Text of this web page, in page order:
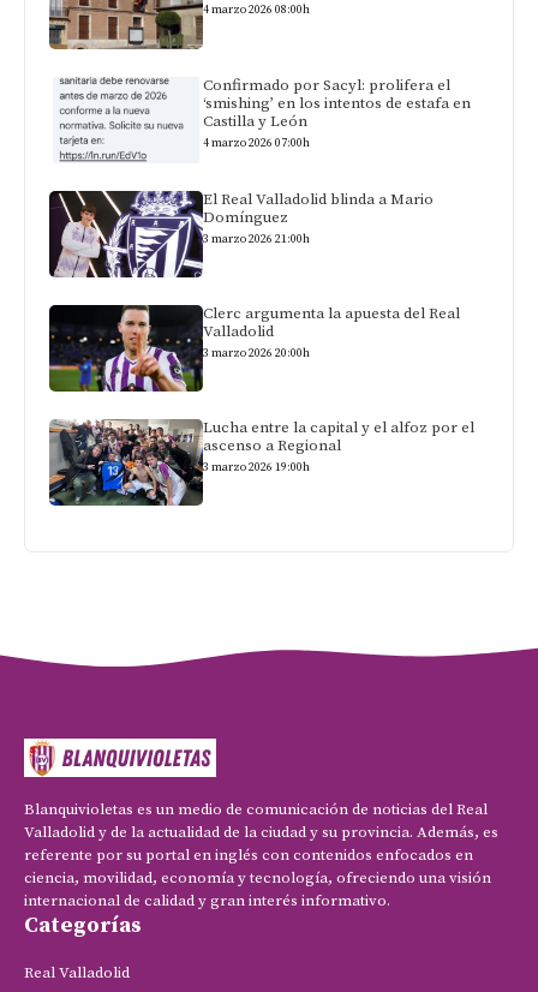
4 marzo 2026 08:00h
Confirmado por Sacyl: prolifera el
‘smishing’ en los intentos de estafa en
Castilla y León
4 marzo 2026 07:00h
El Real Valladolid blinda a Mario
Domínguez
3 marzo 2026 21:00h
Clerc argumenta la apuesta del Real
Valladolid
3 marzo 2026 20:00h
Lucha entre la capital y el alfoz por el
ascenso a Regional
3 marzo 2026 19:00h
Blanquivioletas es un medio de comunicación de noticias del Real
Valladolid y de la actualidad de la ciudad y su provincia. Además, es
referente por su portal en inglés con contenidos enfocados en
ciencia, movilidad, economía y tecnología, ofreciendo una visión
internacional de calidad y gran interés informativo.
Categorías
Real Valladolid